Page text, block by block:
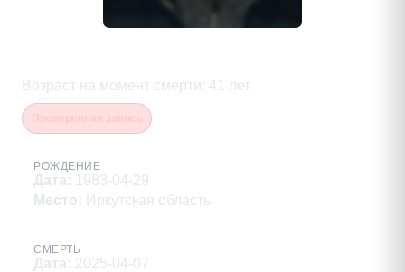
Возраст на момент смерти : 41 лет
РОЖДЕНИЕ
Дата: 1983-04-29
Место: Иркутская область
СМЕРТЬ
Дата: 2025-04-07